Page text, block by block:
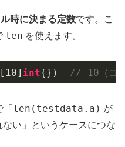
時に決まる定数です。こ
len を使えます。
10] int{}) // 10（コン
len(testdata.a) が
い」というケースにつな